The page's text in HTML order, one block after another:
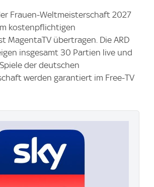
Frauen-Weltmeisterschaft 2027
kostenpflichtigen
MagentaTV übertragen. Die ARD
insgesamt 30 Partien live und
der deutschen
werden garantiert im Free-TV